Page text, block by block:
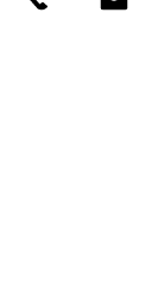
HCMS s.r.o.